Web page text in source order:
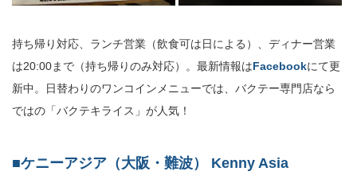
持ち帰り対応、ランチ営業（飲食可は日による）、ディナー営業
は20:00まで（持ち帰りのみ対応）。最新情報はFacebookにて更
新中。日替わりのワンコインメニューでは、バクテー専門店なら
ではの「バクテキライス」が人気！
■ケニーアジア（大阪・難波） Kenny Asia